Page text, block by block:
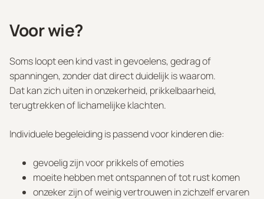
Voor wie?
Soms loopt een kind vast in gevoelens, gedrag of
spanningen, zonder dat direct duidelijk is waarom.
Dat kan zich uiten in onzekerheid, prikkelbaarheid,
terugtrekken of lichamelijke klachten.
Individuele begeleiding is passend voor kinderen die:
gevoelig zijn voor prikkels of emoties
moeite hebben met ontspannen of tot rust komen
onzeker zijn of weinig vertrouwen in zichzelf ervaren